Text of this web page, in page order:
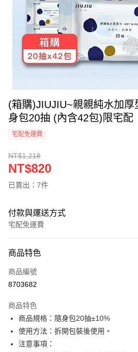
(箱購)JIUJIU~親親純水加
身包20抽 (內含42包)限宅配
宅配免運費
NT$1,218
NT$820
已賣出：7件
付款與運送方式
宅配免運費
信用卡一次付款
LINE Pay
街口支付
ATM付款
商品特色
商品編號
8703682
商品特色
商品規格：隨身包20抽±10%
使用方法：拆開包裝後使用。
注意事項：